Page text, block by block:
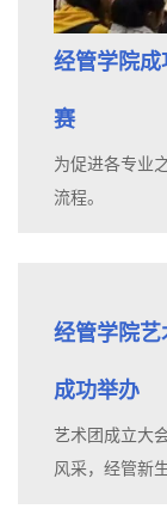
经管学院成
赛
为促进各专业
流程。
经管学院
成功举办
艺术团成立大
风采，经管新